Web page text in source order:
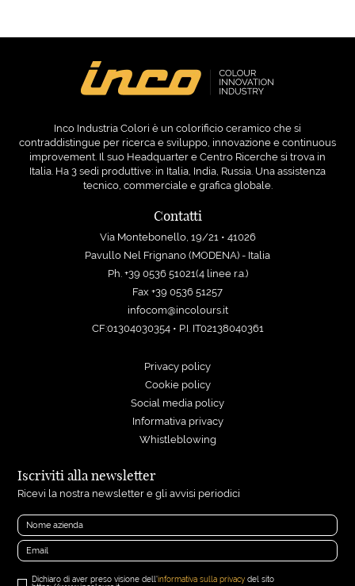
Inco Industria Colori è un colorificio ceramico che si
contraddistingue per ricerca e sviluppo, innovazione e continuous
improvement. Il suo Headquarter e Centro Ricerche si trova in
Italia. Ha 3 sedi produttive: in Italia, India, Russia. Una assistenza
tecnico, commerciale e grafica globale.
Contatti
Via Montebonello, 19/21 • 41026
Pavullo Nel Frignano (MODENA) - Italia
Ph. +39 0536 51021(4 linee r.a.)
Fax +39 0536 51257
infocom@incolours.it
CF:01304030354 • P.I. IT02138040361
Privacy policy
Cookie policy
Social media policy
Informativa privacy
Whistleblowing
Iscriviti alla newsletter
Ricevi la nostra newsletter e gli avvisi periodici
Dichiaro di aver preso visione dell'informativa sulla privacy del sito